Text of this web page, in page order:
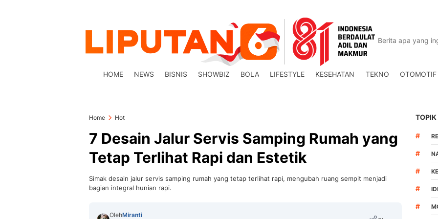
HOME NEWS BISNIS SHOWBIZ BOLA LIFESTYLE KESEHATAN TEKNO OTOMOTIF
Home Hot
7 Desain Jalur Servis Samping Rumah yang
Tetap Terlihat Rapi dan Estetik
Simak desain jalur servis samping rumah yang tetap terlihat rapi, mengubah ruang sempit menjadi
bagian integral hunian rapi.
OlehMiranti
TOPIK
#
#
#
#
#